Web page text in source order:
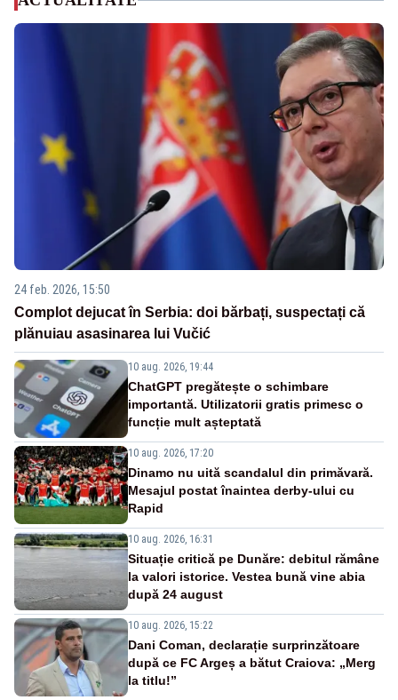
24 feb. 2026, 15:50
Complot dejucat în Serbia: doi bărbați, suspectați că
plănuiau asasinarea lui Vučić
10 aug. 2026, 19:44
ChatGPT pregătește o schimbare
importantă. Utilizatorii gratis primesc o
funcție mult așteptată
10 aug. 2026, 17:20
Dinamo nu uită scandalul din primăvară.
Mesajul postat înaintea derby-ului cu
Rapid
10 aug. 2026, 16:31
Situație critică pe Dunăre: debitul rămâne
la valori istorice. Vestea bună vine abia
după 24 august
10 aug. 2026, 15:22
Dani Coman, declarație surprinzătoare
după ce FC Argeș a bătut Craiova: „Merg
la titlu!”